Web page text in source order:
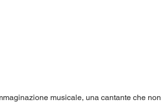
musicale, una cantante che non